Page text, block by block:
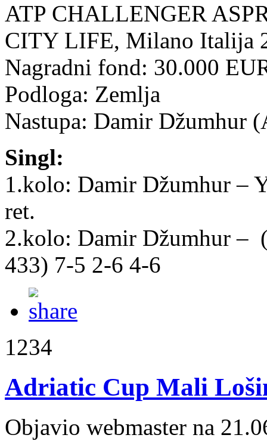
ATP CHALLENGER
CITY LIFE, Milano Italija
Nagradni fond: 30.000
Podloga: Zemlja
Nastupa: Damir Džumhur
Singl:
1.kolo: Damir Džumhur –
ret.
2.kolo: Damir Džumhur –
433) 7-5 2-6 4-6
1234
Adriatic Cup Mali
Objavio webmaster na